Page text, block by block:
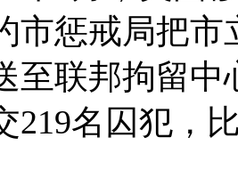
市惩戒局把市
至联邦拘留中
219名囚犯，